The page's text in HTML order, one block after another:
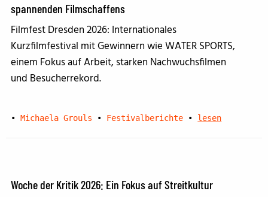
spannenden Filmschaffens
Filmfest Dresden 2026: Internationales
Kurzfilmfestival mit Gewinnern wie WATER SPORTS,
einem Fokus auf Arbeit, starken Nachwuchsfilmen
und Besucherrekord.
• Michaela Grouls • Festivalberichte • lesen
Woche der Kritik 2026: Ein Fokus auf Streitkultur